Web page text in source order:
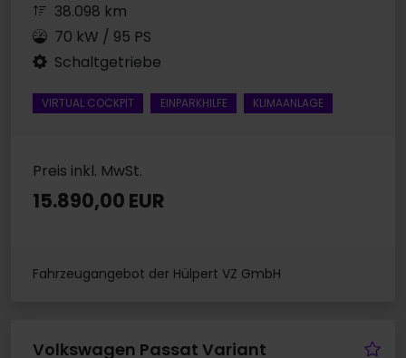
38.098 km
70 kW / 95 PS
Schaltgetriebe
VIRTUAL COCKPIT EINPARKHILFE KLIMAANLAGE
Preis inkl. MwSt.
15.890,00 EUR
Fahrzeugangebot der Hülpert VZ GmbH
Volkswagen Passat Variant